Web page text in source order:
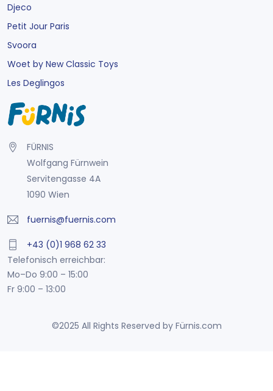
Djeco
Petit Jour Paris
Svoora
Woet by New Classic Toys
Les Deglingos
FÜRNIS
Wolfgang Fürnwein
Servitengasse 4A
1090 Wien
fuernis@fuernis.com
+43 (0)1 968 62 33
Telefonisch erreichbar:
Mo–Do 9:00 – 15:00
Fr 9:00 – 13:00
©2025 All Rights Reserved by Fürnis.com